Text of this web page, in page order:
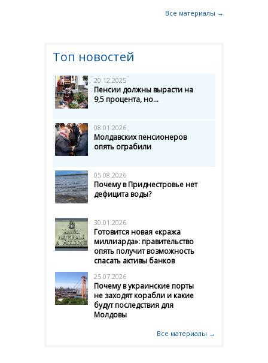
Все материалы →
Топ новостей
20.12.2025
Пенсии должны вырасти на
9,5 процента, но...
08.01.2026
Молдавских пенсионеров
опять ограбили
05.08.2026
Почему в Приднестровье нет
дефицита воды?
30.01.2026
Готовится новая «кража
миллиарда»: правительство
опять получит возможность
спасать активы банков
25.07.2026
Почему в украинские порты
не заходят корабли и какие
будут последствия для
Молдовы
Все материалы →